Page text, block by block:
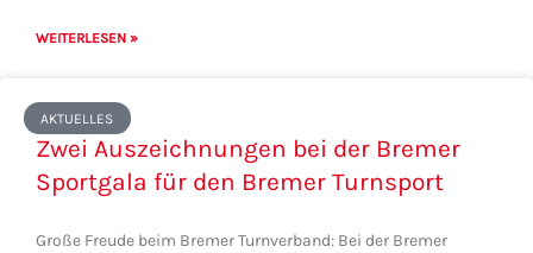
WEITERLESEN »
AKTUELLES
Zwei Auszeichnungen bei der Bremer
Sportgala für den Bremer Turnsport
Große Freude beim Bremer Turnverband: Bei der Bremer